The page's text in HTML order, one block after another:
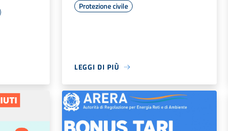
Protezione civile
LEGGI DI PIÙ